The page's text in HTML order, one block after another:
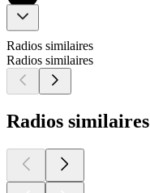
Radios similaires
Radios similaires
Radios similaires